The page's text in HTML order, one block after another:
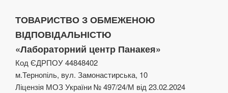
рутинні
чи
відповідальна
справа?”
ТОВАРИСТВО З ОБМЕЖЕНОЮ
ВІДПОВІДАЛЬНІСТЮ
«Лабораторний центр Панакея»
Код ЄДРПОУ 44848402
м.Тернопіль, вул. Замонастирська, 10
Ліцензія МОЗ України № 497/24/М від 23.02.2024